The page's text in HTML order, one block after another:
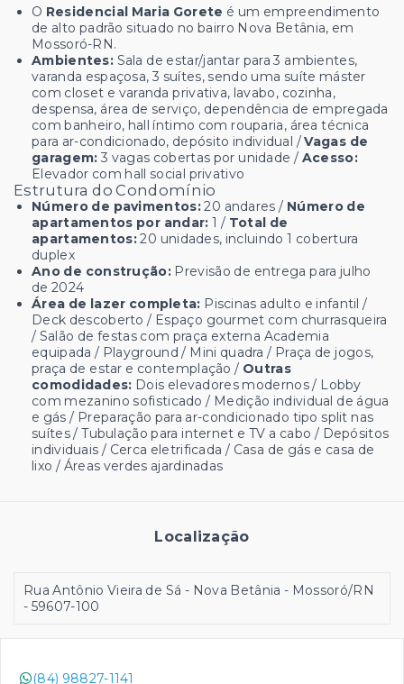
O Residencial Maria Gorete é um empreendimento
de alto padrão situado no bairro Nova Betânia, em
Mossoró-RN.
Ambientes: Sala de estar/jantar para 3 ambientes,
varanda espaçosa, 3 suítes, sendo uma suíte máster
com closet e varanda privativa, lavabo, cozinha,
despensa, área de serviço, dependência de empregada
com banheiro, hall íntimo com rouparia, área técnica
para ar-condicionado, depósito individual /Vagas de
garagem: 3 vagas cobertas por unidade / Acesso:
Elevador com hall social privativo
Estrutura do Condomínio
Número de pavimentos:20 andares / Número de
apartamentos por andar: 1 / Total de
apartamentos:20 unidades, incluindo 1 cobertura
duplex
Ano de construção:Previsão de entrega para julho
de 2024
Área de lazer completa: Piscinas adulto e infantil /
Deck descoberto / Espaço gourmet com churrasqueira
/ Salão de festas com praça externa Academia
equipada / Playground / Mini quadra / Praça de jogos,
praça de estar e contemplação / Outras
comodidades: Dois elevadores modernos / Lobby
com mezanino sofisticado / Medição individual de água
e gás / Preparação para ar-condicionado tipo split nas
suítes / Tubulação para internet e TV a cabo / Depósitos
individuais / Cerca eletrificada / Casa de gás e casa de
lixo / Áreas verdes ajardinadas
Localização
Rua Antônio Vieira de Sá - Nova Betânia - Mossoró/RN
- 59607-100
(84) 98827-1141